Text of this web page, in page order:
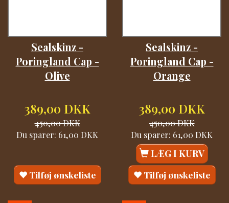
Sealskinz -
Poringland Cap -
Olive
389,00 DKK
450,00 DKK
Du sparer: 61,00 DKK
Tilføj ønskeliste
Sealskinz -
Poringland Cap -
Orange
389,00 DKK
450,00 DKK
Du sparer: 61,00 DKK
LÆG I KURV
Tilføj ønskeliste